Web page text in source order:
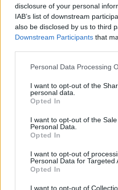
disclosure of your personal
IAB’s list of downstream
also be disclosed by us to third
Downstream Participants that
Please note that this website/
not limited to your visit or usage
grant or deny consent to
use your data for below
consent section.
Personal Data Processing
I want to opt-out of the
personal data.
Opted In
I want to opt-out of the
Personal Data.
Opted In
I want to opt-out of
Personal Data for Targeted
Opted In
I want to opt-out of
Bemutató: 2011.
Helyszín:Sirály(1061